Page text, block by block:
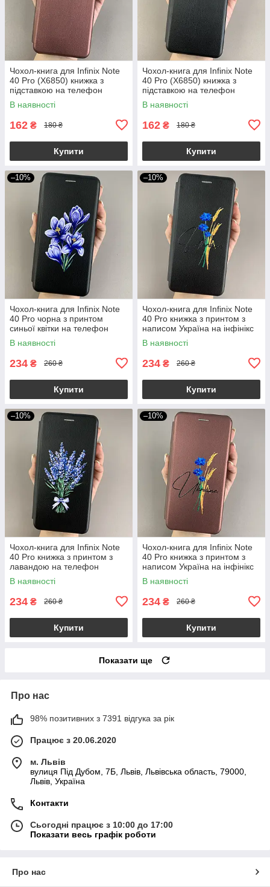
Чохол-книга для Infinix Note
40 Pro (X6850) книжка з
підставкою на телефон
інфінікс нот 40 про бордова
stn
В наявності
162 ₴ 180 ₴
Купити
Чохол-книга для Infinix Note
40 Pro (X6850) книжка з
підставкою на телефон
інфінікс нот 40 про чорна stn
В наявності
162 ₴ 180 ₴
Купити
–10%
Чохол-книга для Infinix Note
40 Pro чорна з принтом
синьої квітки на телефон
інфінікс нот 40 про q06r
В наявності
234 ₴ 260 ₴
Купити
–10%
Чохол-книга для Infinix Note
40 Pro книжка з принтом з
написом Україна на інфінікс
нот 40 про чорна q04j
В наявності
234 ₴ 260 ₴
Купити
–10%
Чохол-книга для Infinix Note
40 Pro книжка з принтом з
лавандою на телефон
інфінікс нот 40 про чорна
q07w
В наявності
234 ₴ 260 ₴
Купити
–10%
Чохол-книга для Infinix Note
40 Pro книжка з принтом з
написом Україна на інфінікс
нот 40 про бордова q04j
В наявності
234 ₴ 260 ₴
Купити
Показати ще
Про нас
98% позитивних з 7391 відгука за рік
Працює з 20.06.2020
м. Львів
вулиця Під Дубом, 7Б, Львів, Львівська область, 79000,
Львів, Україна
Контакти
Сьогодні працює з 10:00 до 17:00
Показати весь графік роботи
Про нас